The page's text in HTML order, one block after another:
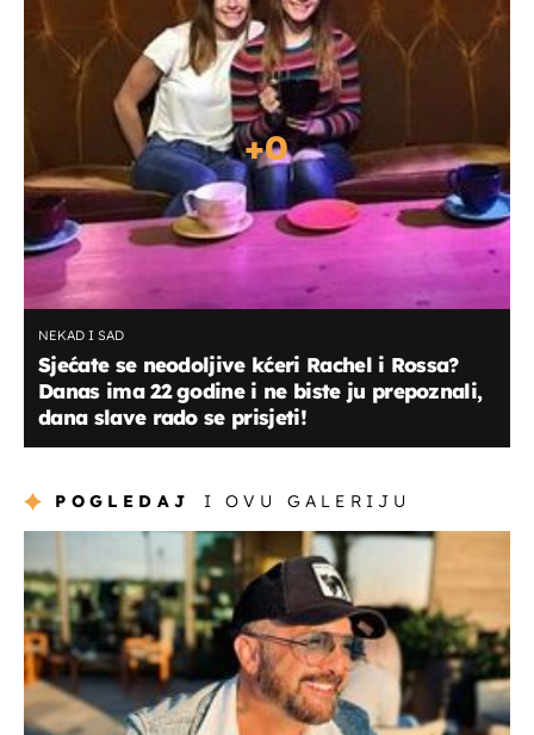
+0
NEKAD I SAD
Sjećate se neodoljive kćeri Rachel i Rossa?
Danas ima 22 godine i ne biste ju prepoznali,
dana slave rado se prisjeti!
POGLEDAJ I OVU GALERIJU